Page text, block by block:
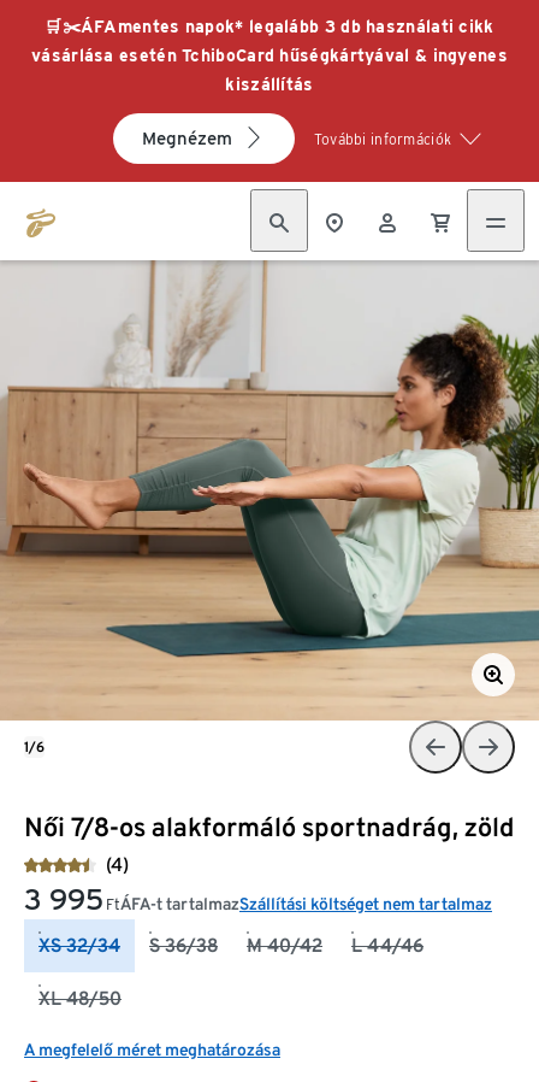
🛒✂️ÁFAmentes napok* legalább 3 db használati cikk
vásárlása esetén TchiboCard hűségkártyával & ingyenes
kiszállítás
Megnézem További információk
Női 7/8-os alakformáló sportnadrág, zöld
(4)
3 995 FtÁFA-t tartalmazSzállítási költséget nem tartalmaz
XS 32/34 S 36/38 M 40/42 L 44/46
XL 48/50
A megfelelő méret meghatározása
1/6